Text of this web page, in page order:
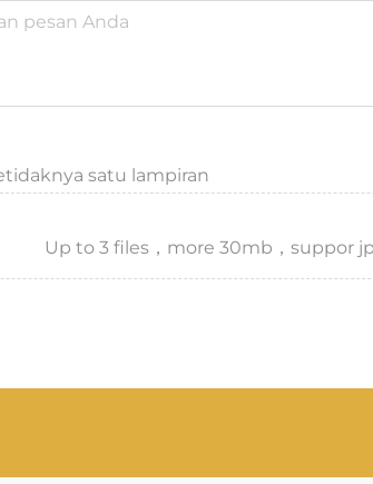
satu lampiran
Up to 3 files，more 30mb，suppor